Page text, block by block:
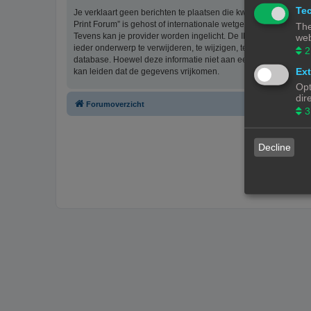
Je verklaart geen berichten te plaatsen die kwetsend,
Print Forum” is gehost of internationale wetgeving kunnen
Tevens kan je provider worden ingelicht. De IP-adressen van
ieder onderwerp te verwijderen, te wijzigen, te sluiten of te
database. Hoewel deze informatie niet aan een derde partij
kan leiden dat de gegevens vrijkomen.
Forumoverzicht
2
3
Decline